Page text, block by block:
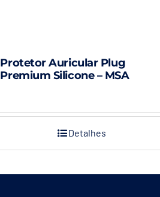
Protetor Auricular Plug
Premium Silicone – MSA
Detalhes